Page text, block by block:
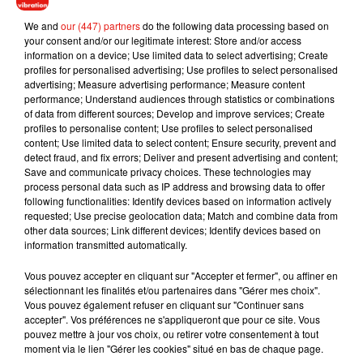
Musique
7 août 2026
Julien Lieb s’essaye à la vie de chatelain
dans son nouveau clip
7 août 2026
Sensation » avec Kylie Minogue
We and our (447) partnersdo the following data processing based on
your consent and/or our legitimate interest: Store and/or access
information on a device; Use limited data to select advertising; Create
profiles for personalised advertising; Use profiles to select personalised
advertising; Measure advertising performance; Measure content
performance; Understand audiences through statistics or combinations
of data from different sources; Develop and improve services; Create
profiles to personalise content; Use profiles to select personalised
content; Use limited data to select content; Ensure security, prevent and
detect fraud, and fix errors; Deliver and present advertising and content;
Save and communicate privacy choices. These technologies may
process personal data such as IP address and browsing data to offer
following functionalities: Identify devices based on information actively
requested; Use precise geolocation data; Match and combine data from
other data sources; Link different devices; Identify devices based on
information transmitted automatically.
Vous pouvez accepter en cliquant sur "Accepter et fermer", ou affiner en
sélectionnant les finalités et/ou partenaires dans "Gérer mes choix".
Vous pouvez également refuser en cliquant sur "Continuer sans
accepter". Vos préférences ne s'appliqueront que pour ce site. Vous
pouvez mettre à jour vos choix, ou retirer votre consentement à tout
moment via le lien "Gérer les cookies" situé en bas de chaque page.